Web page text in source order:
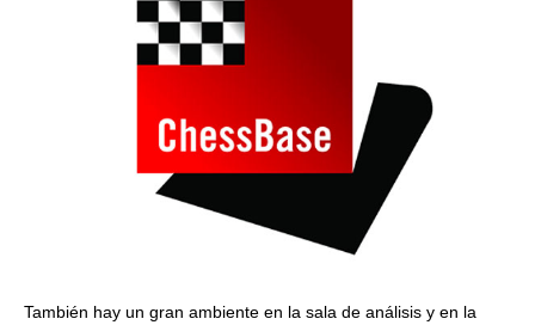
También hay un gran ambiente en la sala de análisis y en la